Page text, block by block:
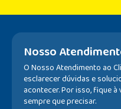
Nosso
O Nosso Atendimento ao
esclarecer dúvidas e
acontecer. Por isso, fique
sempre que precisar.